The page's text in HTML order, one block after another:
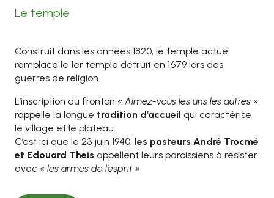
Le temple
Construit dans les années 1820, le temple actuel
remplace le 1er temple détruit en 1679 lors des
guerres de religion.
L’inscription du fronton « Aimez-vous les uns les autres »
rappelle la longue tradition d’accueil qui caractérise
le village et le plateau.
C’est ici que le 23 juin 1940, les pasteurs André Trocmé
et Edouard Theis appellent leurs paroissiens à résister
avec « les armes de l’esprit »